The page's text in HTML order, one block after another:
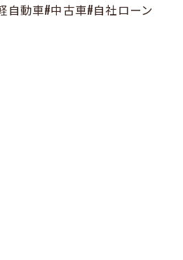
自動車#中古車#自社ローン